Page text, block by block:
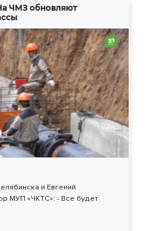
ЧМЗ обновляют
и Евгений
МУП «ЧКТС»: - Все будет